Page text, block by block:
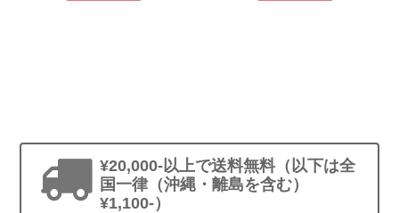
¥20,000-以上で送料無料（以下は全
国一律（沖縄・離島を含む）
¥1,100-）